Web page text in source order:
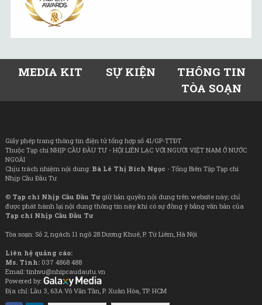
MEDIA KIT SỰ KIỆN
THÔNG TIN
TÒA SOẠN
Giấy phép trang thông tin điện tử tổng hợp số 41/GP-TTĐT
Thuộc Tạp chí NHỊP CẦU ĐẦU TƯ - HỘI LIÊN LẠC VỚI NGƯỜI VIỆT NAM Ở NƯỚC
NGOÀI
Chịu trách nhiệm nội dung: Bà Lê Thị Bích Ngọc - Tổng Biên Tập Tạp chí
Nhịp Cầu Đầu Tư
© Tạp chí Nhịp Cầu Đầu Tưgiữ bản quyền nội dung trên website này; chỉ
được phát hành lại nội dung thông tin này khi có sự đồng ý bằng văn bản của
Tạp chí Nhịp Cầu Đầu Tư
Tòa soạn: Số 2, ngách 11 ngõ 28 Dương Khuê, P. Từ Liêm, Hà Nội
Liên hệ quảng cáo:
Ms. Tình: 037 4868 488
Email: tinhvu@nhipcaudautu.vn
Powered by:
Địa chỉ: Lầu 3, 63A Võ Văn Tần, P. Xuân Hòa, TP. HCM